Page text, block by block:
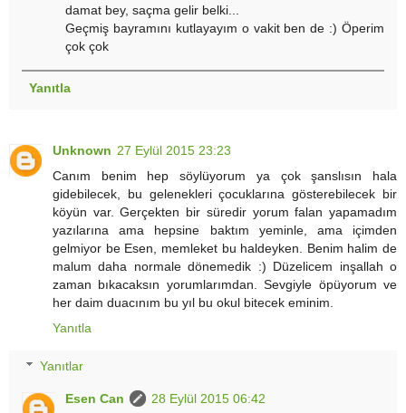
damat bey, saçma gelir belki...
Geçmiş bayramını kutlayayım o vakit ben de :) Öperim
çok çok
Yanıtla
Unknown 27 Eylül 2015 23:23
Canım benim hep söylüyorum ya çok şanslısın hala
gidebilecek, bu gelenekleri çocuklarına gösterebilecek bir
köyün var. Gerçekten bir süredir yorum falan yapamadım
yazılarına ama hepsine baktım yeminle, ama içimden
gelmiyor be Esen, memleket bu haldeyken. Benim halim de
malum daha normale dönemedik :) Düzelicem inşallah o
zaman bıkacaksın yorumlarımdan. Sevgiyle öpüyorum ve
her daim duacınım bu yıl bu okul bitecek eminim.
Yanıtla
Yanıtlar
Esen Can
28 Eylül 2015 06:42